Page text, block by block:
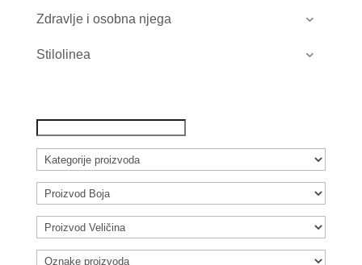
Zdravlje i osobna njega
Stilolinea